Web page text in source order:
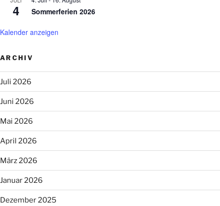
4 Sommerferien 2026
Kalender anzeigen
ARCHIV
Juli 2026
Juni 2026
Mai 2026
April 2026
März 2026
Januar 2026
Dezember 2025